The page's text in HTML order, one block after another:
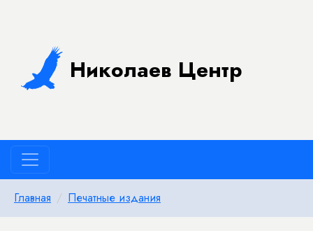
Николаев Центр
Главная Печатные издания